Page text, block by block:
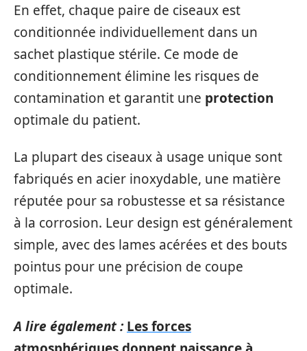
En effet, chaque paire de ciseaux est
conditionnée individuellement dans un
sachet plastique stérile. Ce mode de
conditionnement élimine les risques de
contamination et garantit une protection
optimale du patient.
La plupart des ciseaux à usage unique sont
fabriqués en acier inoxydable, une matière
réputée pour sa robustesse et sa résistance
à la corrosion. Leur design est généralement
simple, avec des lames acérées et des bouts
pointus pour une précision de coupe
optimale.
A lire également : Les forces